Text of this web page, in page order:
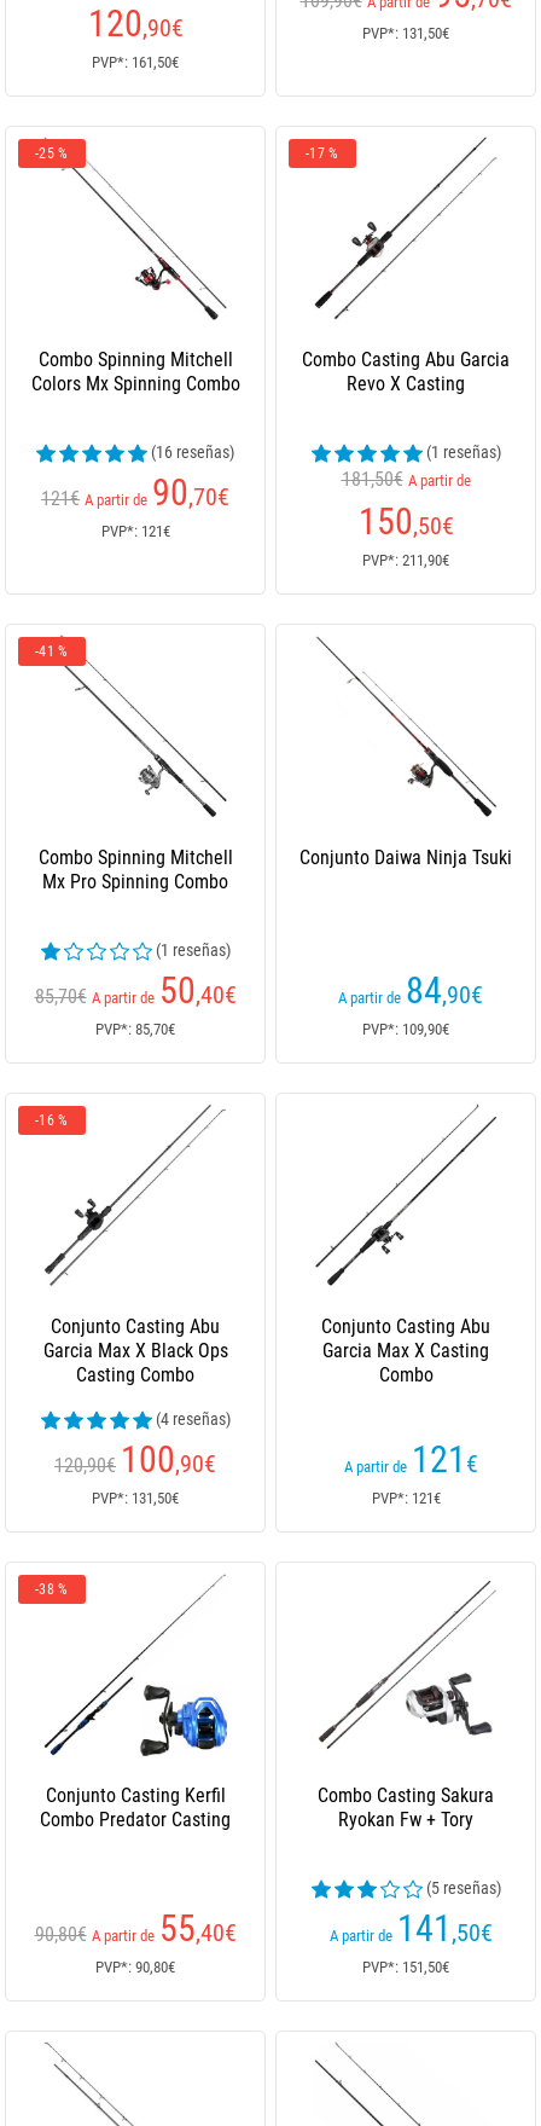
120,90€
PVP*: 161,50€
PVP*: 131,50€
-25 %
Combo Spinning Mitchell
Colors Mx Spinning Combo
(16 reseñas)
121€ A partir de 90,70€
PVP*: 121€
-17 %
Combo Casting Abu Garcia
Revo X Casting
(1 reseñas)
181,50€ A partir de
150,50€
PVP*: 211,90€
-41 %
Combo Spinning Mitchell
Mx Pro Spinning Combo
(1 reseñas)
85,70€ A partir de 50,40€
PVP*: 85,70€
Conjunto Daiwa Ninja Tsuki
A partir de 84,90€
PVP*: 109,90€
-16 %
Conjunto Casting Abu
Garcia Max X Black Ops
Casting Combo
(4 reseñas)
120,90€ 100,90€
PVP*: 131,50€
Conjunto Casting Abu
Garcia Max X Casting
Combo
A partir de 121 €
PVP*: 121€
-38 %
Conjunto Casting Kerfil
Combo Predator Casting
90,80€ A partir de 55,40€
PVP*: 90,80€
Combo Casting Sakura
Ryokan Fw + Tory
(5 reseñas)
A partir de 141 ,50€
PVP*: 151,50€